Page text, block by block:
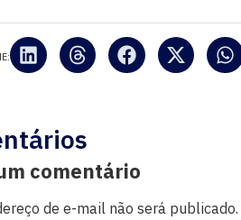
comentário
de e-mail não será publicado.